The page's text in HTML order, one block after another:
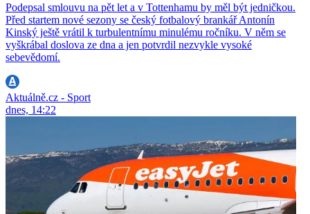
Podepsal smlouvu na pět let a v Tottenhamu by měl být jedničkou.
Před startem nové sezony se český fotbalový brankář Antonín
Kinský ještě vrátil k turbulentnímu minulému ročníku. V něm se
vyškrábal doslova ze dna a jen potvrdil nezvykle vysoké
sebevědomí.
Aktuálně.cz - Sport
dnes, 14:22